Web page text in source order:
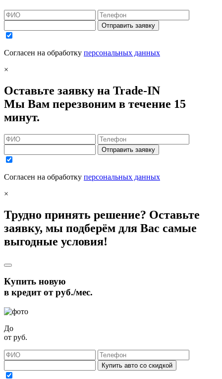
Отправить заявку
Согласен на обработку персональных данных
×
Оставьте заявку на Trade-IN
Мы Вам перезвоним в течение 15
минут.
Отправить заявку
Согласен на обработку персональных данных
×
Трудно принять решение? Оставьте
заявку, мы подберём для Вас самые
выгодные условия!
Купить новую
в кредит отруб./мес.
До
от руб.
Купить авто со скидкой